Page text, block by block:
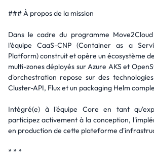
### À propos de la mission
Dans le cadre du programme Move2Cloud
l'équipe CaaS-CNP (Container as a
Platform) construit et opère un écosystème
multi-zones déployés sur Azure AKS et
d'orchestration repose sur des
Cluster-API, Flux et un packaging Helm
Intégré(e) à l'équipe Core en tant
participez activement à la conception,
en production de cette plateforme
* * *